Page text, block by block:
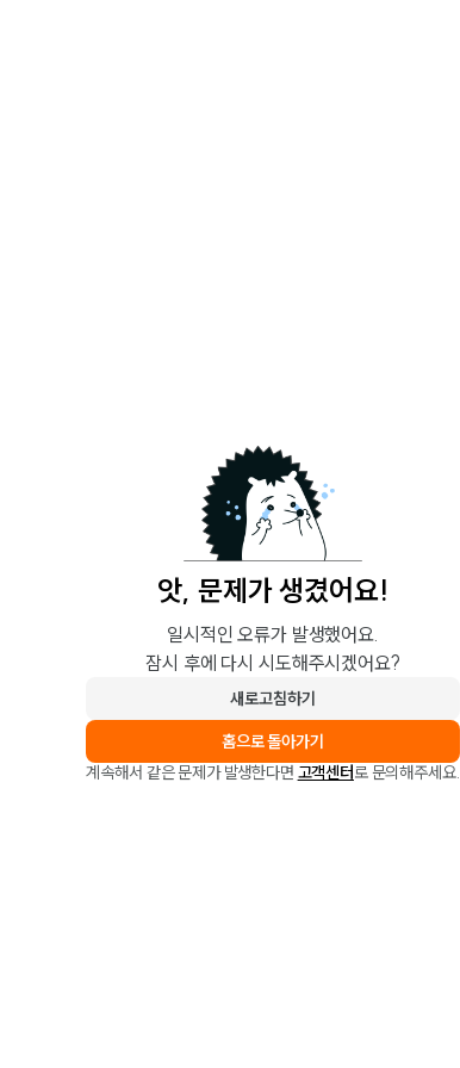
앗, 문제가 생겼어요!
일시적인 오류가 발생했어요.
잠시 후에 다시 시도해주시겠어요?
새로고침하기
홈으로 돌아가기
계속해서 같은 문제가 발생한다면 고객센터로 문의해주세요.